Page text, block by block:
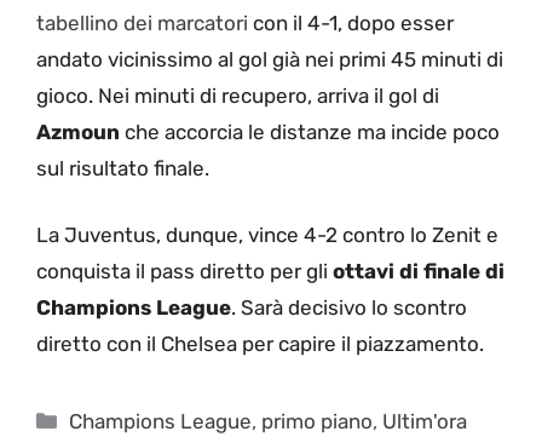
tabellino dei marcatori con il 4-1, dopo esser
andato vicinissimo al gol già nei primi 45 minuti di
gioco. Nei minuti di recupero, arriva il gol di
Azmoun che accorcia le distanze ma incide poco
sul risultato finale.
La Juventus, dunque, vince 4-2 contro lo Zenit e
conquista il pass diretto per gli ottavi di finale di
Champions League. Sarà decisivo lo scontro
diretto con il Chelsea per capire il piazzamento.
Categorie
Champions League, primo piano, Ultim'ora